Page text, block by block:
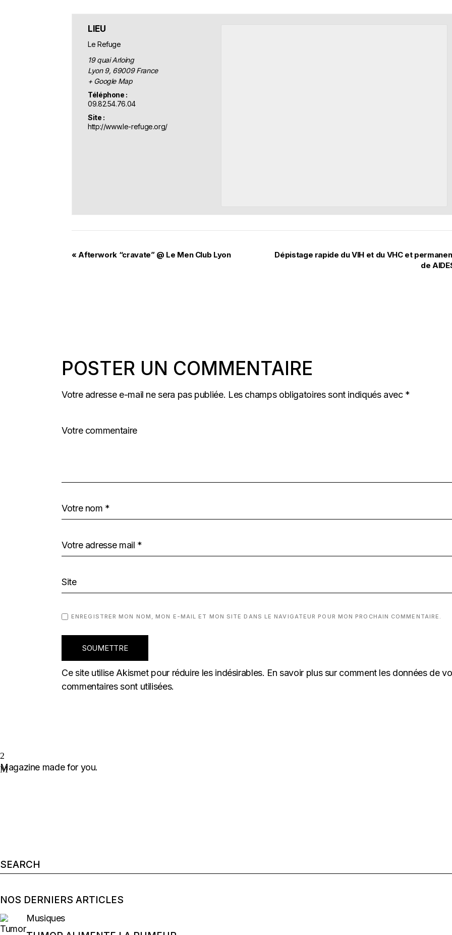
LIEU
Le Refuge
19 quai Arloing
Lyon 9, 69009 France
+ Google Map
Téléphone :
09.82.54.76.04
Site :
http://www.le-refuge.org/
« Afterwork “cravate” @ Le Men Club Lyon
Dépistage rapide du VIH et du VHC et
de
POSTER UN COMMENTAIRE
Votre adresse e-mail ne sera pas publiée. Les champs obligatoires sont indiqués avec *
ENREGISTRER MON NOM, MON E-MAIL ET MON SITE DANS LE NAVIGATEUR POUR MON PROCHAIN COMMENTAIRE.
SOUMETTRE
Ce site utilise Akismet pour réduire les indésirables. En savoir plus sur comment les données de
commentaires sont utilisées.
Magazine made for you.
Search
for:
NOS DERNIERS ARTICLES
Musiques